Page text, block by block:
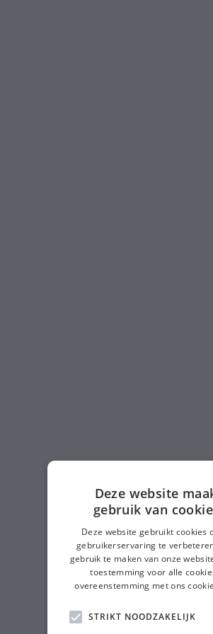
Deze website
gebruik van
Deze website gebruikt cookies
gebruikerservaring te
gebruik te maken van onze
toestemming voor alle
overeenstemming met ons
STRIKT NOODZAKELIJK